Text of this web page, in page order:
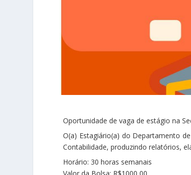
Oportunidade de vaga de estágio na
O(a) Estagiário(a) do Departamento
Contabilidade, produzindo relatórios,
Horário: 30 horas semanais